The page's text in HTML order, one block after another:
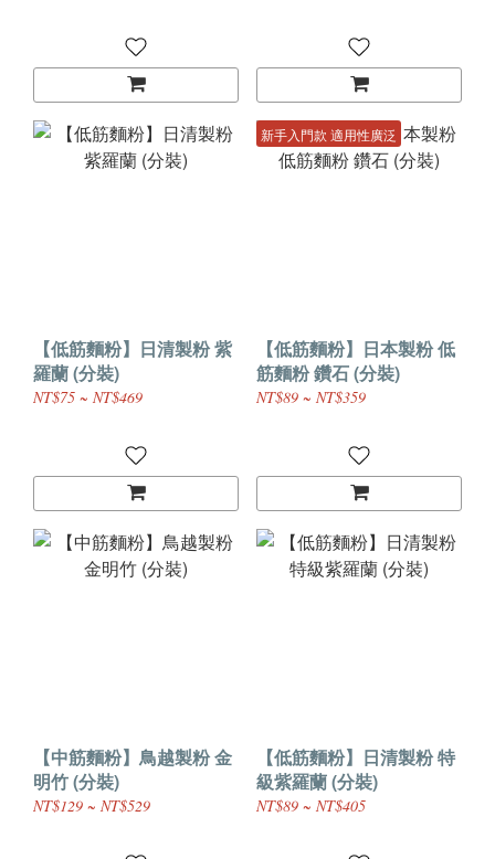
【低筋麵粉】日清製粉 紫
羅蘭 (分裝)
NT$75 ~ NT$469
新手入門款 適用性廣泛
【低筋麵粉】日本製粉 低
筋麵粉 鑽石 (分裝)
NT$89 ~ NT$359
【中筋麵粉】鳥越製粉 金
明竹 (分裝)
NT$129 ~ NT$529
【低筋麵粉】日清製粉 特
級紫羅蘭 (分裝)
NT$89 ~ NT$405